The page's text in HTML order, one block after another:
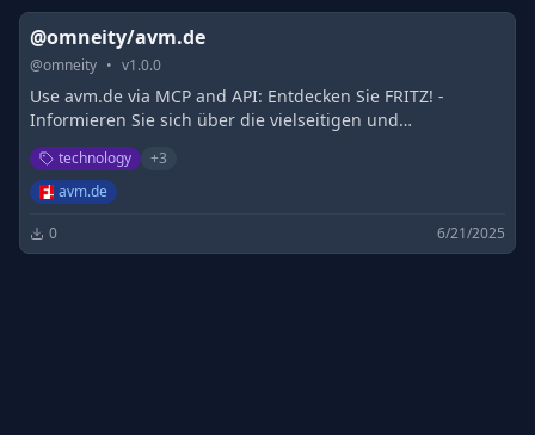
@omneity/avm.de
@omneity • v1.0.0
Use avm.de via MCP and API: Entdecken Sie FRITZ! -
Informieren Sie sich über die vielseitigen und
benutzerfreundlichen Lösungen für Ihren
Internetanschluss und Heimvernetzung.
technology +3
avm.de
0 6/21/2025